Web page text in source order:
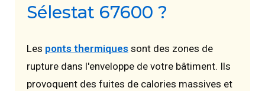
Sélestat 67600 ?
Les ponts thermiques sont des zones de
rupture dans l'enveloppe de votre bâtiment. Ils
provoquent des fuites de calories massives et